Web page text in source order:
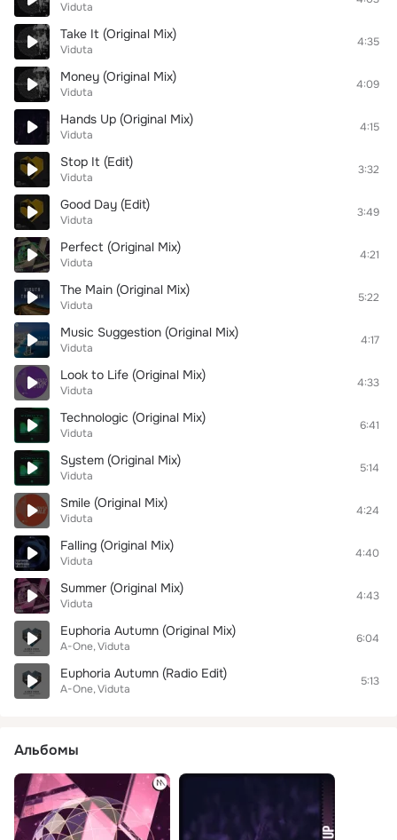
Viduta
Take It (Original Mix)
Viduta
4:35
Money (Original Mix)
Viduta
4:09
Hands Up (Original Mix)
Viduta
4:15
Stop It (Edit)
Viduta
3:32
Good Day (Edit)
Viduta
3:49
Perfect (Original Mix)
Viduta
4:21
The Main (Original Mix)
Viduta
5:22
Music Suggestion (Original Mix)
Viduta
4:17
Look to Life (Original Mix)
Viduta
4:33
Technologic (Original Mix)
Viduta
6:41
System (Original Mix)
Viduta
5:14
Smile (Original Mix)
Viduta
4:24
Falling (Original Mix)
Viduta
4:40
Summer (Original Mix)
Viduta
4:43
Euphoria Autumn (Original Mix)
A-One Viduta
6:04
Euphoria Autumn (Radio Edit)
A-One Viduta
5:13
Альбомы